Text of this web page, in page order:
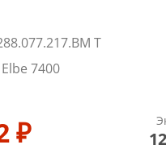
T
7400
₽